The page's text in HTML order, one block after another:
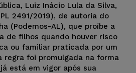
Luiz Inácio Lula da Silva,
2491/2019), de autoria do
(Podemos-AL), que proíbe a
de filhos quando houver risco
ou familiar praticada por um
regra foi promulgada na forma
está em vigor após sua